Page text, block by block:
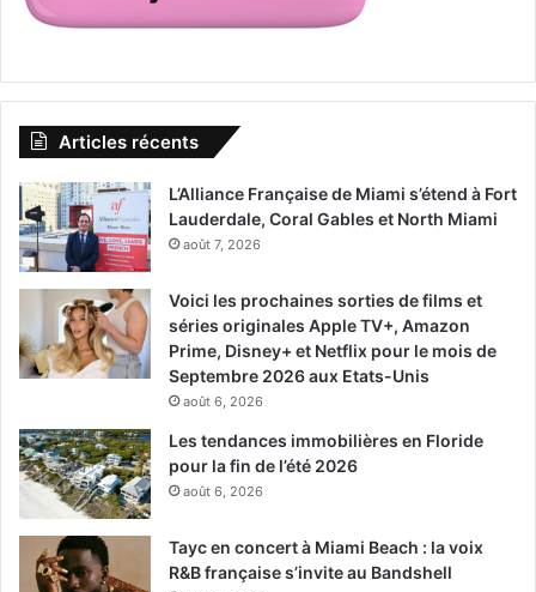
Articles récents
L’Alliance Française de Miami s’étend à Fort
Lauderdale, Coral Gables et North Miami
août 7, 2026
Voici les prochaines sorties de films et
séries originales Apple TV+, Amazon
Prime, Disney+ et Netflix pour le mois de
Septembre 2026 aux Etats-Unis
août 6, 2026
Les tendances immobilières en Floride
pour la fin de l’été 2026
août 6, 2026
Tayc en concert à Miami Beach : la voix
R&B française s’invite au Bandshell